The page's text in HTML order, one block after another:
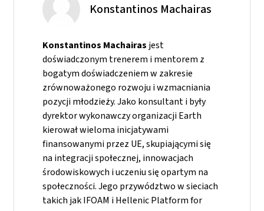
Konstantinos Machairas
Konstantinos Machairas jest
doświadczonym trenerem i mentorem z
bogatym doświadczeniem w zakresie
zrównoważonego rozwoju i wzmacniania
pozycji młodzieży. Jako konsultant i były
dyrektor wykonawczy organizacji Earth
kierował wieloma inicjatywami
finansowanymi przez UE, skupiającymi się
na integracji społecznej, innowacjach
środowiskowych i uczeniu się opartym na
społeczności. Jego przywództwo w sieciach
takich jak IFOAM i Hellenic Platform for